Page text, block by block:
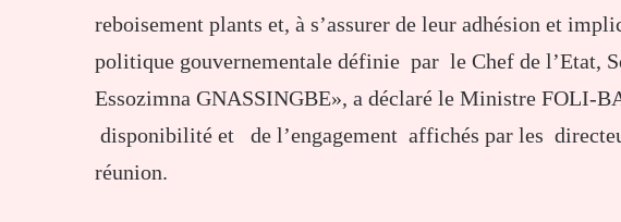
reboisement plants et, à s’assurer de leur adhésion et
politique gouvernementale définie par le Chef de l’Etat,
Essozimna GNASSINGBE», a déclaré le Ministre FOLI-
disponibilité et de l’engagement affichés par les
réunion.